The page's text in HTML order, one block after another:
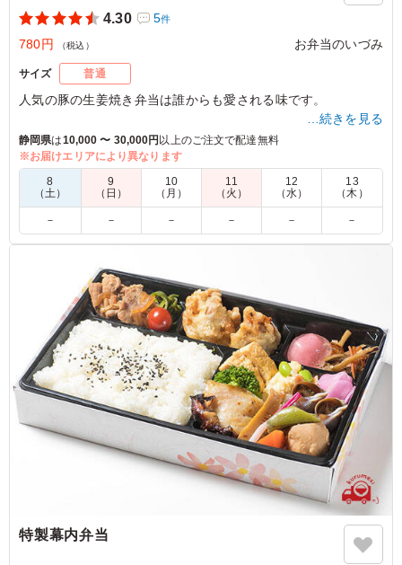
4.30 5件
780円 （税込） お弁当のいづみ
サイズ 普通
人気の豚の生姜焼き弁当は誰からも愛される味です。
4.0
生姜で味付けされたお肉がボリュームもあり、非常におい
しかったです。ご飯もふっくらとしていてお弁当とは思え
ないくらいおいしかったです。副菜も彩りよくバランスが
良かったです。機会があったらまた頼みたいです。
ご利用シーン：会議・セミナー
静岡県浜松市中央区西山町 2026/08/03
…続きを見る
静岡県は10,000 〜 30,000円以上のご注文で配達無料
※お届けエリアにより異なります
8
（土）
9
（日）
10
（月）
11
（火）
12
（水）
13
（木）
－ － － － － －
特製幕内弁当